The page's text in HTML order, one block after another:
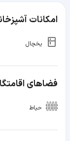
امکانات
یخچال
فضاهای
حیاط